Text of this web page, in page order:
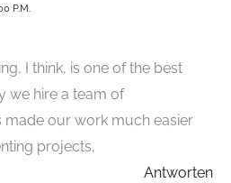
P.M.
I think, is one of the best
we hire a team of
made our work much easier
projects.
Antworten